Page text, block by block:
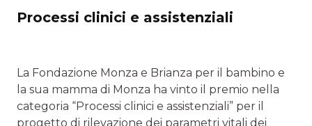
Processi clinici e assistenziali
La Fondazione Monza e Brianza per il bambino e
la sua mamma di Monza ha vinto il premio nella
categoria “Processi clinici e assistenziali” per il
progetto di rilevazione dei parametri vitali dei